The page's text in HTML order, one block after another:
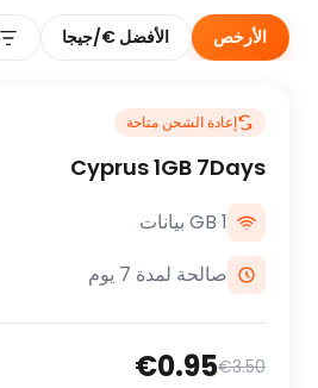
الأرخص الأفضل €/جيجا
إعادة الشحن متاحة
Cyprus 1GB 7Days
1 GB بيانات
صالحة لمدة 7 يوم
€3.50
€0.95